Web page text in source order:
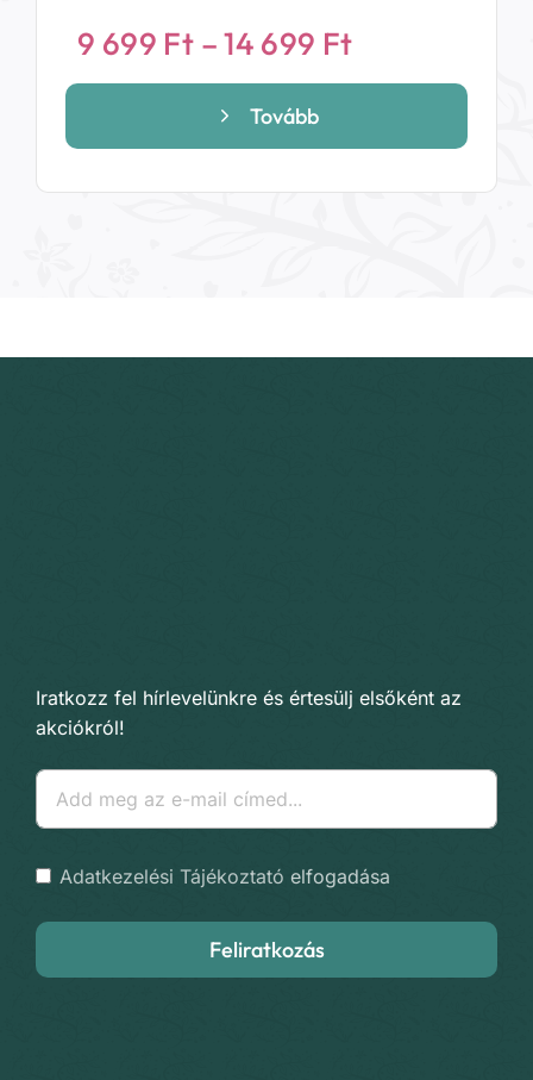
9 699 Ft –14 699 Ft
9
-
14
Tovább
Iratkozz fel hírlevelünkre és értesülj elsőként az
akciókról!
Adatkezelési Tájékoztató elfogadása
Feliratkozás